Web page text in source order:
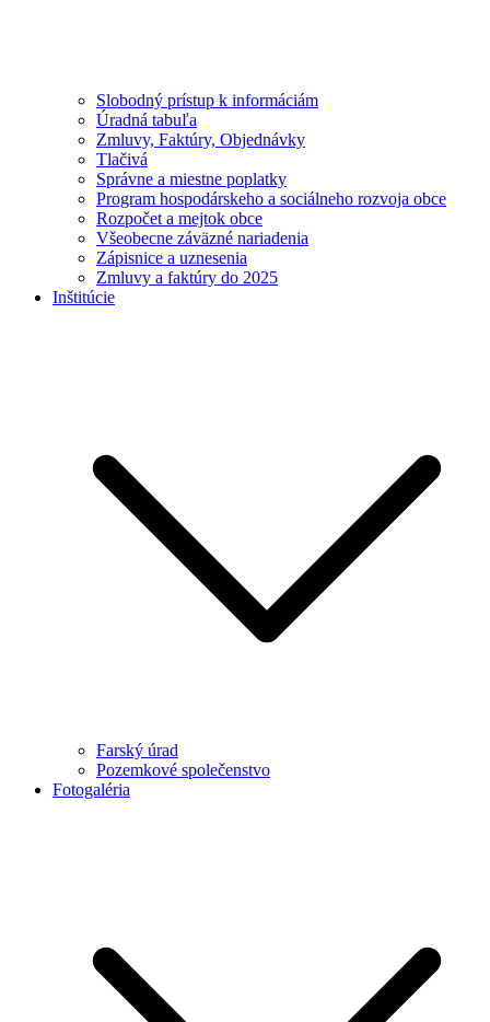
Slobodný prístup k informáciám
Úradná tabuľa
Zmluvy, Faktúry, Objednávky
Tlačivá
Správne a miestne poplatky
Program hospodárskeho a sociálneho rozvoja obce
Rozpočet a mejtok obce
Všeobecne záväzné nariadenia
Zápisnice a uznesenia
Zmluvy a faktúry do 2025
Inštitúcie
Farský úrad
Pozemkové společenstvo
Fotogaléria